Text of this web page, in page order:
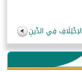
فِي الدِّينِ